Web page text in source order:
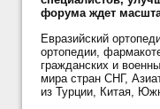
форума ждет
Евразийский
ортопедии,
гражданских и
мира стран СНГ,
из Турции, Китая,